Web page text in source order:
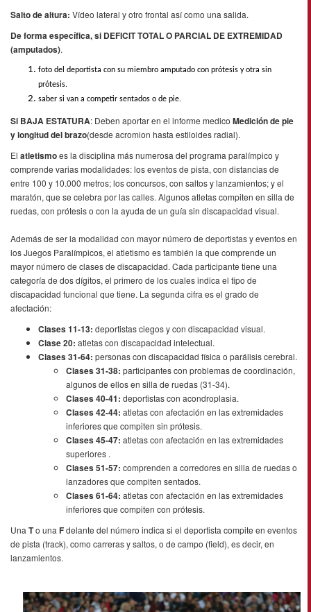
Salto de altura: Vídeo lateral y otro frontal así como una salida.
De forma específica, si DEFICIT TOTAL O PARCIAL DE EXTREMIDAD
(amputados).
foto del deportista con su miembro amputado con prótesis y otra sin
prótesis.
saber si van a competir sentados o de pie.
Si BAJA ESTATURA: Deben aportar en el informe medico Medición de pie
y longitud del brazo(desde acromion hasta estiloides radial).
El atletismoes la disciplina más numerosa del programa paralímpico y
comprende varias modalidades: los eventos de pista, con distancias de
entre 100 y 10.000 metros; los concursos, con saltos y lanzamientos; y el
maratón, que se celebra por las calles. Algunos atletas compiten en silla de
ruedas, con prótesis o con la ayuda de un guía sin discapacidad visual.
Además de ser la modalidad con mayor número de deportistas y eventos en
los Juegos Paralímpicos, el atletismo es también la que comprende un
mayor número de clases de discapacidad. Cada participante tiene una
categoría de dos dígitos, el primero de los cuales indica el tipo de
discapacidad funcional que tiene. La segunda cifra es el grado de
afectación:
Clases 11-13: deportistas ciegos y con discapacidad visual.
Clase 20: atletas con discapacidad intelectual.
Clases 31-64: personas con discapacidad física o parálisis cerebral.
Clases 31-38: participantes con problemas de coordinación,
algunos de ellos en silla de ruedas (31-34).
Clases 40-41: deportistas con acondroplasia.
Clases 42-44: atletas con afectación en las extremidades
inferiores que compiten sin prótesis.
Clases 45-47: atletas con afectación en las extremidades
superiores .
Clases 51-57: comprenden a corredores en silla de ruedas o
lanzadores que compiten sentados.
Clases 61-64: atletas con afectación en las extremidades
inferiores que compiten con prótesis.
Una To una Fdelante del número indica si el deportista compite en eventos
de pista (track), como carreras y saltos, o de campo (field), es decir, en
lanzamientos.